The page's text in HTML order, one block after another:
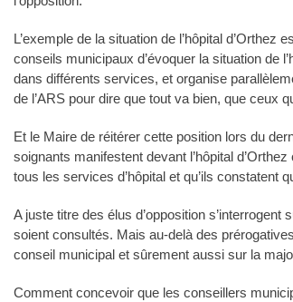
L’exemple de la situation de l’hôpital
conseils municipaux d’évoquer la situation de
dans différents services, et organise
de l’ARS pour dire que tout va bien, que ceux
Et le Maire de réitérer cette position lors du
soignants manifestent devant l’hôpital
tous les services d’hôpital et qu’ils constatent
A juste titre des élus d’opposition
soient consultés. Mais au-delà des
conseil municipal et sûrement aussi sur la
Comment concevoir que les conseillers